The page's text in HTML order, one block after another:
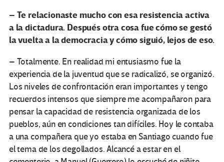
– Te relacionaste mucho con esa resistencia activa
a la dictadura. Después otra cosa fue cómo se gestó
la vuelta a la democracia y cómo siguió, lejos de eso.
– Totalmente. En realidad mi entusiasmo fue la
experiencia de la juventud que se radicalizó, se organizó.
Los niveles de confrontación eran importantes y tengo
recuerdos intensos que siempre me acompañaron para
pensar la capacidad de resistencia organizada de los
pueblos, aún en condiciones tan difíciles. Hoy le contaba
a una compañera que yo estaba en Santiago cuando fue
el tema de los degollados. Alcancé a estar en el